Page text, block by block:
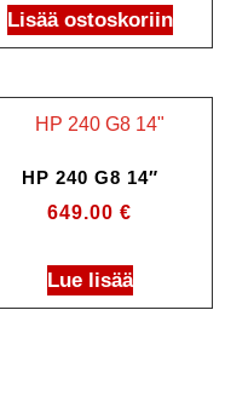
Lisää ostoskoriin
HP 240 G8 14″
649.00 €
Lue lisää